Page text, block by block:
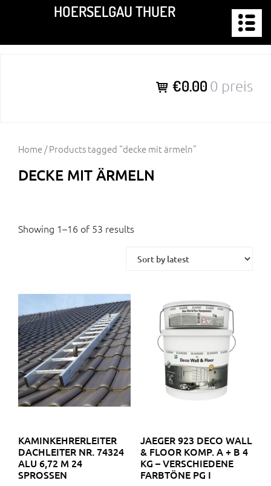
springen
HOERSELGAU THUER
€0.00 0 preis
Home/ Products tagged “decke mit ärmeln”
DECKE MIT ÄRMELN
Showing 1–16 of 53 results
KAMINKEHRERLEITER
DACHLEITER NR. 74324
ALU 6,72 M 24
SPROSSEN
JAEGER 923 DECO WALL
& FLOOR KOMP. A + B 4
KG – VERSCHIEDENE
FARBTÖNE PG I